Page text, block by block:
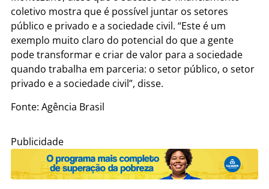
coletivo mostra que é possível juntar os setores
público e privado e a sociedade civil. “Este é um
exemplo muito claro do potencial do que a gente
pode transformar e criar de valor para a sociedade
quando trabalha em parceria: o setor público, o setor
privado e a sociedade civil”, disse.
Fonte: Agência Brasil
Publicidade